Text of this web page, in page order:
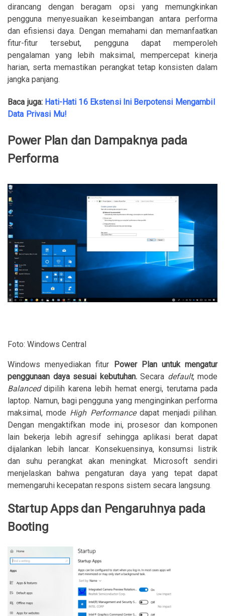
dirancang dengan beragam opsi yang memungkinkan
pengguna menyesuaikan keseimbangan antara performa
dan efisiensi daya. Dengan memahami dan memanfaatkan
fitur-fitur tersebut, pengguna dapat memperoleh
pengalaman yang lebih maksimal, mempercepat kinerja
harian, serta memastikan perangkat tetap konsisten dalam
jangka panjang.
Baca juga: Hati-Hati 16 Ekstensi Ini Berpotensi Mengambil
Data Privasi Mu!
Power Plan dan Dampaknya pada
Performa
Foto: Windows Central
Windows menyediakan fitur
Power Plan untuk mengatur
penggunaan daya sesuai kebutuhan.Secara default, mode
Balanceddipilih karena lebih hemat energi, terutama pada
laptop. Namun, bagi pengguna yang menginginkan performa
maksimal, mode High Performancedapat menjadi pilihan.
Dengan mengaktifkan mode ini, prosesor dan komponen
lain bekerja lebih agresif sehingga aplikasi berat dapat
dijalankan lebih lancar. Konsekuensinya, konsumsi listrik
dan suhu perangkat akan meningkat. Microsoft sendiri
menjelaskan bahwa pengaturan daya yang tepat dapat
memengaruhi kecepatan respons sistem secara langsung.
Startup Apps dan Pengaruhnya pada
Booting